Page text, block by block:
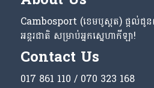
Cambosport (ខេមបូស្ពត) ផ្តល់ជូ
អន្តរជាតិ សម្រាប់អ្នកស្នេហាកីឡា!
Contact Us
017 861 110 / 070 323 168